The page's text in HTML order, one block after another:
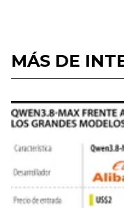
MÁS DE